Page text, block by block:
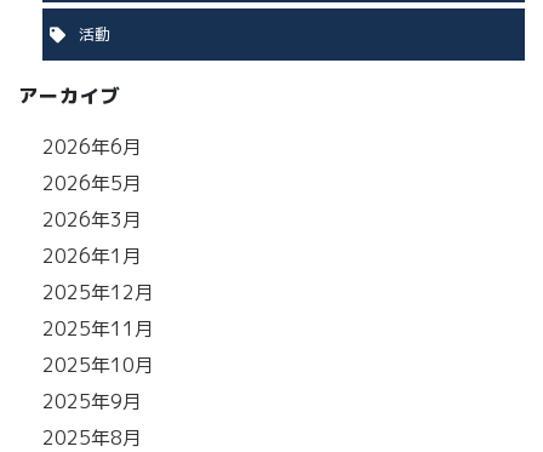
活動
アーカイブ
2026年6月
2026年5月
2026年3月
2026年1月
2025年12月
2025年11月
2025年10月
2025年9月
2025年8月